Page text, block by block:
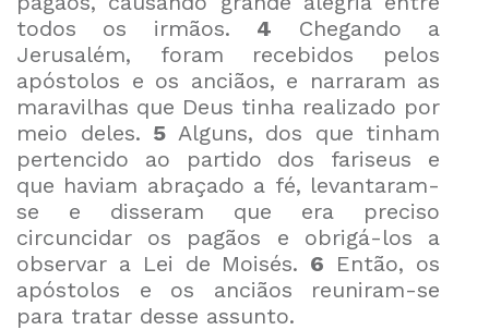
todos os irmãos. 4 Chegando a
Jerusalém, foram recebidos pelos
apóstolos e os anciãos, e narraram as
maravilhas que Deus tinha realizado por
meio deles. 5 Alguns, dos que tinham
pertencido ao partido dos fariseus e
que haviam abraçado a fé, levantaram-
se e disseram que era preciso
circuncidar os pagãos e obrigá-los a
observar a Lei de Moisés. 6 Então, os
apóstolos e os anciãos reuniram-se
para tratar desse assunto.